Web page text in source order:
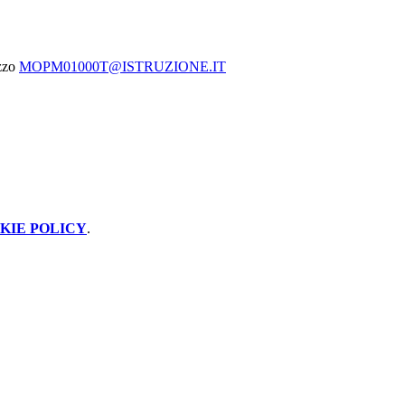
MOPM01000T@ISTRUZIONE.IT
POLICY.